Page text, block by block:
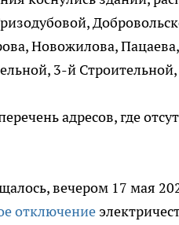
Новожилова,
3-й
адресов, где
вечером 17 мая
отключение